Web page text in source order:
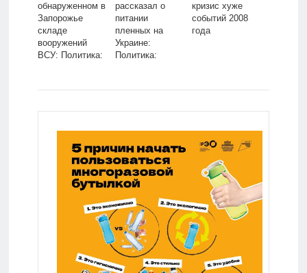
обнаруженном в
Запорожье
складе
вооружений
ВСУ: Политика:
рассказал о
питании
пленных на
Украине:
Политика:
кризис хуже
событий 2008
года